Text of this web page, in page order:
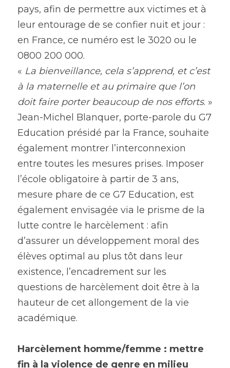
pays, afin de permettre aux victimes et à
leur entourage de se confier nuit et jour :
en France, ce numéro est le 3020 ou le
0800 200 000.
« La bienveillance, cela s’apprend, et c’est
à la maternelle et au primaire que l’on
doit faire porter beaucoup de nos efforts. »
Jean-Michel Blanquer, porte-parole du G7
Education présidé par la France, souhaite
également montrer l’interconnexion
entre toutes les mesures prises. Imposer
l’école obligatoire à partir de 3 ans,
mesure phare de ce G7 Education, est
également envisagée via le prisme de la
lutte contre le harcèlement : afin
d’assurer un développement moral des
élèves optimal au plus tôt dans leur
existence, l’encadrement sur les
questions de harcèlement doit être à la
hauteur de cet allongement de la vie
académique.
Harcèlement homme/femme : mettre
fin à la violence de genre en milieu